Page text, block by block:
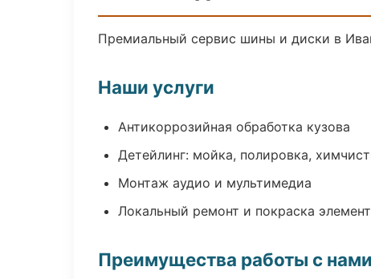
Премиальный сервис шины и диски в
Наши услуги
Антикоррозийная обработка кузова
Детейлинг: мойка, полировка,
Монтаж аудио и мультимедиа
Локальный ремонт и покраска
Преимущества работы с нами